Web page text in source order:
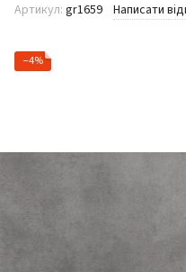
Артикул: gr1659 Написати
−4%